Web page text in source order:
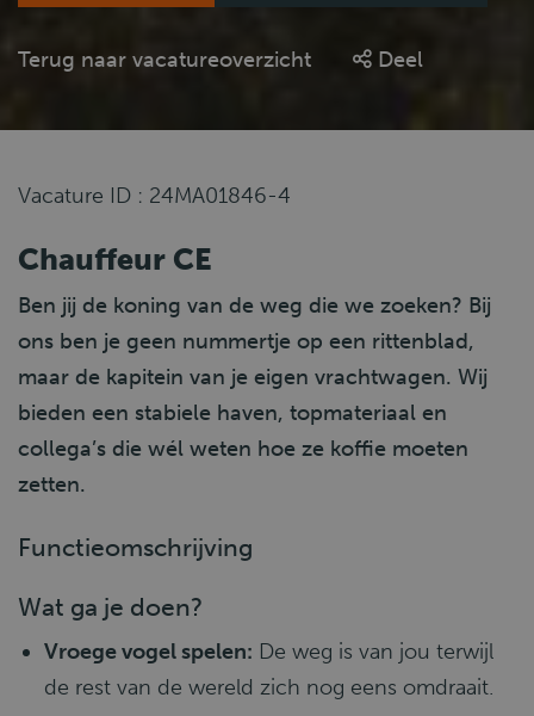
Terug naar vacatureoverzicht Deel
Vacature ID : 24MA01846-4
Chauffeur CE
Ben jij de koning van de weg die we zoeken? Bij
ons ben je geen nummertje op een rittenblad,
maar de kapitein van je eigen vrachtwagen. Wij
bieden een stabiele haven, topmateriaal en
collega’s die wél weten hoe ze koffie moeten
zetten.
Functieomschrijving
Wat ga je doen?
Vroege vogel spelen: De weg is van jou terwijl
de rest van de wereld zich nog eens omdraait.